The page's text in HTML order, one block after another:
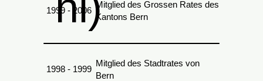
Mitglied des Grossen Rates des
Kantons Bern
1999 - 2006
Mitglied des Stadtrates von
Bern
1998 - 1999